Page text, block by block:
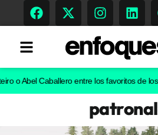
Caballero entre los favoritos de los